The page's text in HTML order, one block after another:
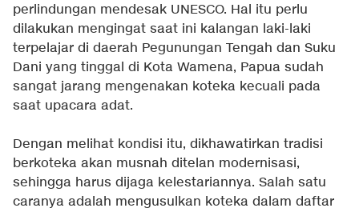
perlindungan mendesak UNESCO. Hal itu perlu
dilakukan mengingat saat ini kalangan laki-laki
terpelajar di daerah Pegunungan Tengah dan Suku
Dani yang tinggal di Kota Wamena, Papua sudah
sangat jarang mengenakan koteka kecuali pada
saat upacara adat.
Dengan melihat kondisi itu, dikhawatirkan tradisi
berkoteka akan musnah ditelan modernisasi,
sehingga harus dijaga kelestariannya. Salah satu
caranya adalah mengusulkan koteka dalam daftar